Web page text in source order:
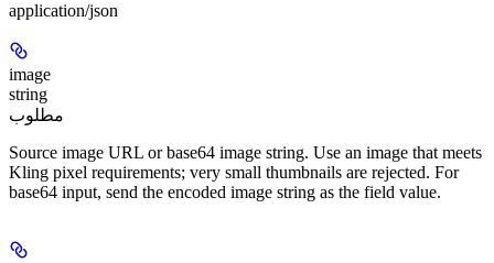
application/json
image
string
مطلوب
Source image URL or base64 image string. Use an image that meets
Kling pixel requirements; very small thumbnails are rejected. For
base64 input, send the encoded image string as the field value.